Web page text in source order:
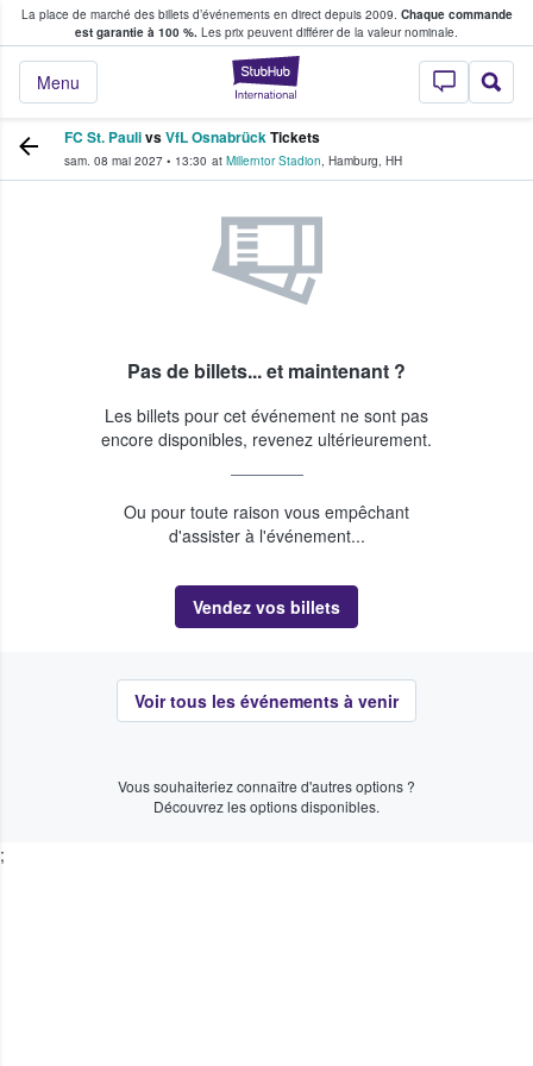
La place de marché des billets d’événements en direct depuis 2009. Chaque commande
est garantie à 100 %. Les prix peuvent différer de la valeur nominale.
StubHub - Où
Menu
fans achètent et vendent des billets
FC St. PaulivsVfL OsnabrückTickets
sam. 08 mai 2027 • 13:30 at Millerntor Stadion, Hamburg, HH
Pas de billets... et maintenant ?
Les billets pour cet événement ne sont pas
encore disponibles, revenez ultérieurement.
Ou pour toute raison vous empêchant
d'assister à l'événement...
Vendez vos billets
Voir tous les événements à venir
Vous souhaiteriez connaître d'autres options ?
Découvrez les options disponibles.
;